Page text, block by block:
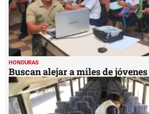
HONDURAS
Buscan alejar a miles de